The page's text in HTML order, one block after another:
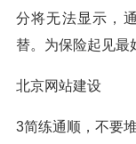
分将无法显示，
替。为保险起见最
北京网站建设
3简练通顺，不要